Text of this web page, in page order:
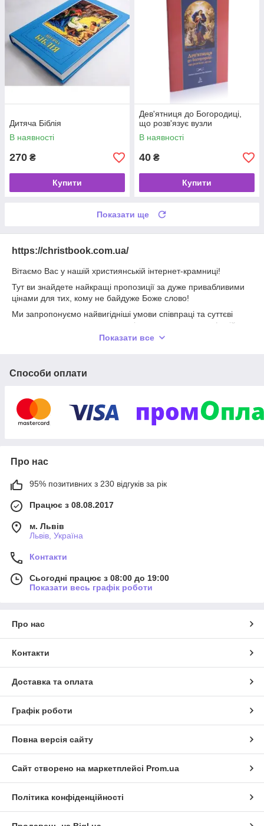
Дитяча Біблія
В наявності
270 ₴
Купити
Дев'ятниця до Богородиці,
що розв'язує вузли
В наявності
40 ₴
Купити
Показати ще
https://christbook.com.ua/
Вітаємо Вас у нашій християнській інтернет-крамниці!
Тут ви знайдете найкращі пропозиції за дуже привабливими
цінами для тих, кому не байдуже Боже слово!
Ми запропонуємо найвигідніші умови співпраці та суттєві
знижки церковним громадам усіх християнських конфесій,
парафіяльним крамницям, реалізаторам релігійних товарів.
Приймаємо замовлення на християнські книги та церковну
продукцію, якої немає на сайті
Показати все
Способи оплати
Про нас
95% позитивних з 230 відгуків за рік
Працює з 08.08.2017
м. Львів
Львів, Україна
Контакти
Сьогодні працює з 08:00 до 19:00
Показати весь графік роботи
Про нас
Контакти
Доставка та оплата
Графік роботи
Повна версія сайту
Сайт створено на маркетплейсі Prom.ua
Політика конфіденційності